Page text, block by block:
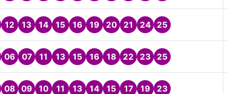
12 13 14 15 16 19 20 21 24 25
06 07 11 13 15 16 18 22 23 25
08 09 10 11 13 14 15 17 19 23